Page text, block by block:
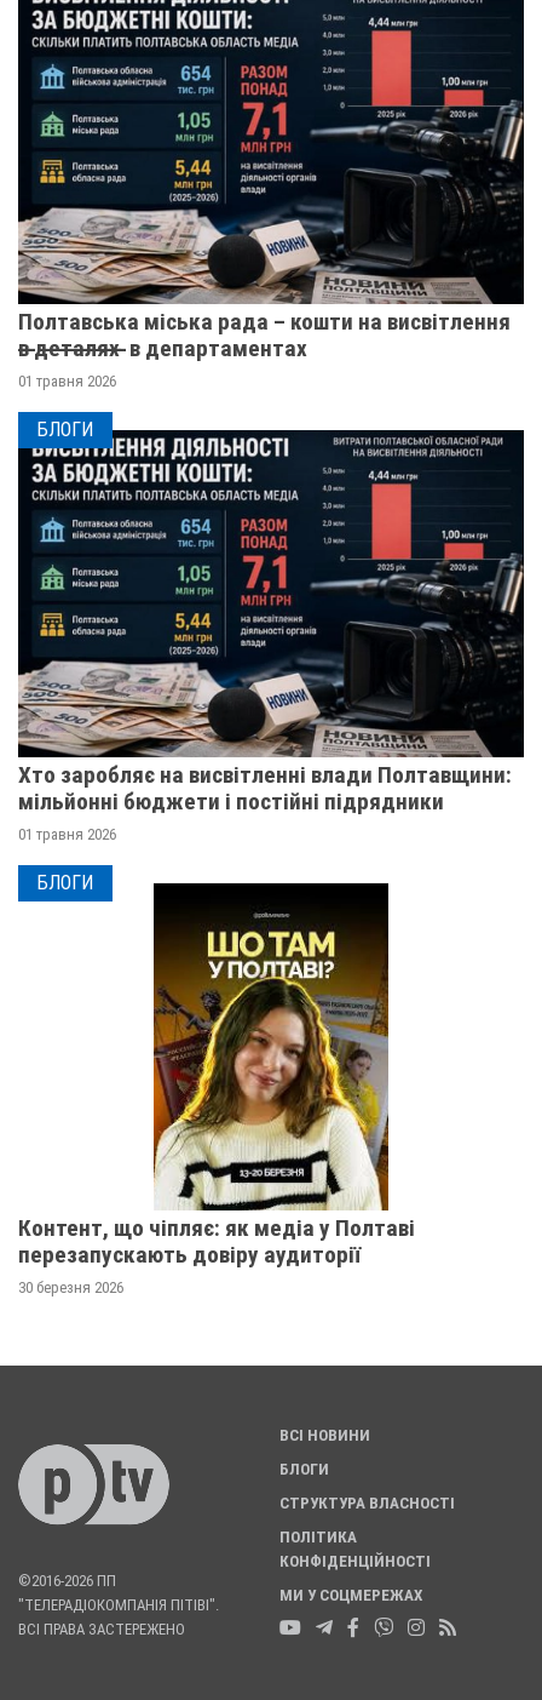
Полтавська міська рада – кошти на висвітлення
в̶ ̶д̶е̶т̶а̶л̶я̶х̶ ̶ в департаментах
01 травня 2026
БЛОГИ
Хто заробляє на висвітленні влади Полтавщини:
мільйонні бюджети і постійні підрядники
01 травня 2026
БЛОГИ
Контент, що чіпляє: як медіа у Полтаві
перезапускають довіру аудиторії
30 березня 2026
©2016-2026 ПП
"ТЕЛЕРАДІОКОМПАНІЯ ПІТІВІ".
ВСІ ПРАВА ЗАСТЕРЕЖЕНО
ВСІ НОВИНИ
БЛОГИ
СТРУКТУРА ВЛАСНОСТІ
ПОЛІТИКА
КОНФІДЕНЦІЙНОСТІ
МИ У СОЦМЕРЕЖАХ